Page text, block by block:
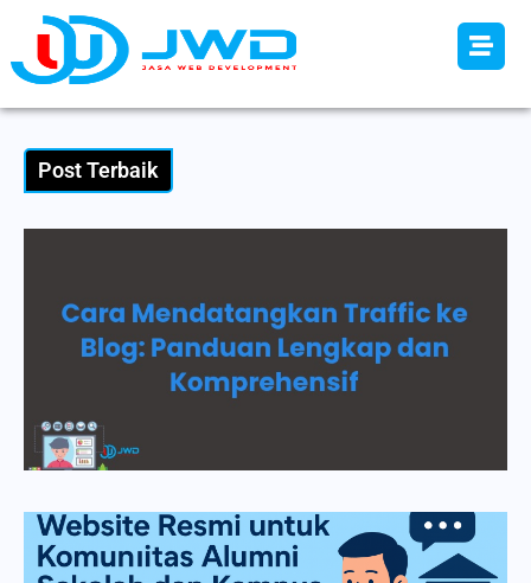
Post Terbaik